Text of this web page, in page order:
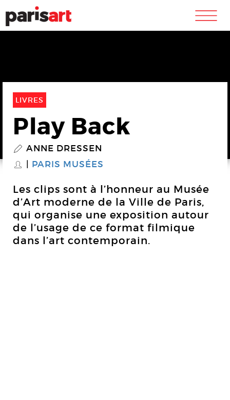
m
LIVRES
Play Back
P ANNE DRESSEN
S PARIS MUSÉES
Les clips sont à l’honneur au Musée
d’Art moderne de la Ville de Paris,
qui organise une exposition autour
de l’usage de ce format filmique
dans l’art contemporain.